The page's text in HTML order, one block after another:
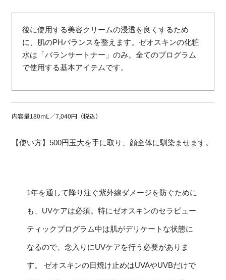
後に使用する美容クリームの浸透を良くするため
に、肌のPHバランスを整えます。ゼオスキンの化粧
水は「バランサートナー」のみ。全てのプログラム
で使用する基本アイテムです。
内容量180mL／7,040円（税込）
【使い方】500円玉大を手に取り、顔全体に馴染ませます。
1年を通して降り注ぐ紫外線ダメージを防ぐために
も、UVケアは必須。特にゼオスキンのセラピュー
ティックプログラム中は肌がデリケートな状態に
なるので、念入りにUVケアを行う必要がありま
す。 ゼオスキンの日焼け止めはUVAやUVBだけで